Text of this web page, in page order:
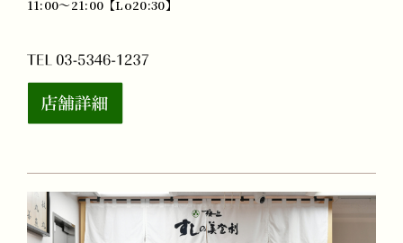
11:00～21:00【Lo20:30】